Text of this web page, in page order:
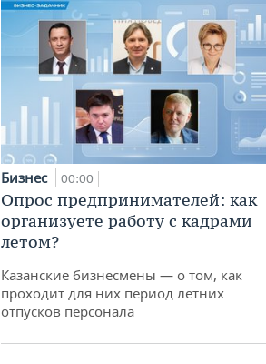
Бизнес 00:00
Опрос предпринимателей: как
организуете работу с кадрами
летом?
Казанские бизнесмены — о том, как
проходит для них период летних
отпусков персонала